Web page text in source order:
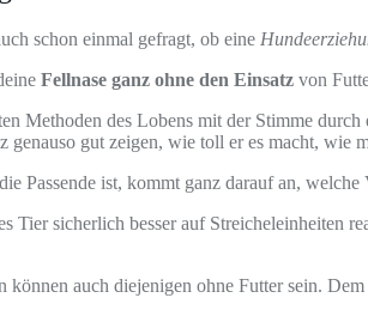
schon einmal gefragt, ob eine
Fellnase ganz ohne den Einsatz von
Methoden des Lobens mit der Stimme durch
genauso gut zeigen, wie toll er es macht, wie
Passende ist, kommt ganz darauf an,
Tier sicherlich besser auf Streicheleinheiten
können auch diejenigen ohne Futter sein.